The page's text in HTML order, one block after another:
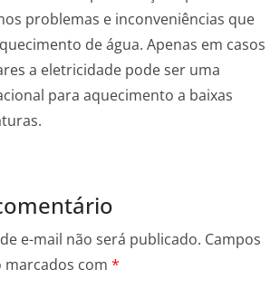
problemas e inconveniências que
de água. Apenas em casos
a eletricidade pode ser uma
para aquecimento a baixas
e-mail não será publicado. Campos
com *